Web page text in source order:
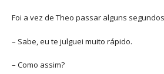
Foi a vez de Theo passar alguns
– Sabe, eu te julguei muito rápido.
– Como assim?